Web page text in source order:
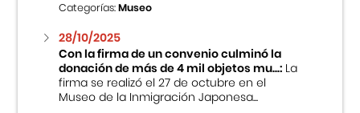
Categorías:Museo
28/10/2025
Con la firma de un convenio culminó la
donación de más de 4 mil objetos mu...:La
firma se realizó el 27 de octubre en el
Museo de la Inmigración Japonesa...